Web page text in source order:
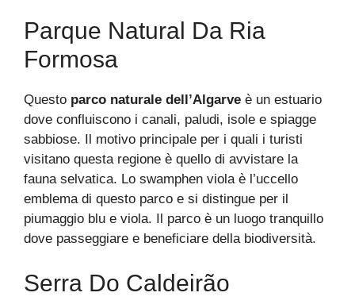
Parque Natural Da Ria
Formosa
Questo parco naturale dell’Algarve è un estuario
dove confluiscono i canali, paludi, isole e spiagge
sabbiose. Il motivo principale per i quali i turisti
visitano questa regione è quello di avvistare la
fauna selvatica. Lo swamphen viola è l’uccello
emblema di questo parco e si distingue per il
piumaggio blu e viola. Il parco è un luogo tranquillo
dove passeggiare e beneficiare della biodiversità.
Serra Do Caldeirão